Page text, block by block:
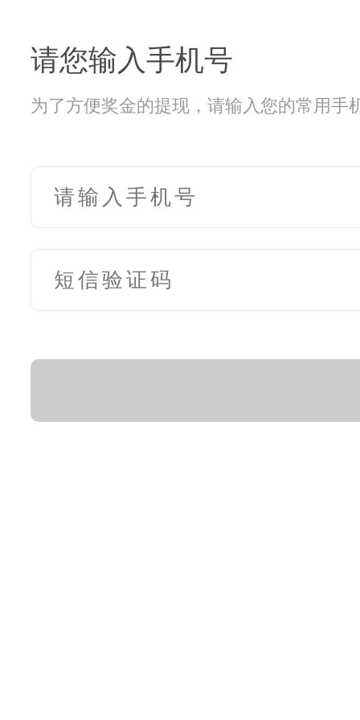
请您输入手机号
为了方便奖金的提现，请输入您的常用手